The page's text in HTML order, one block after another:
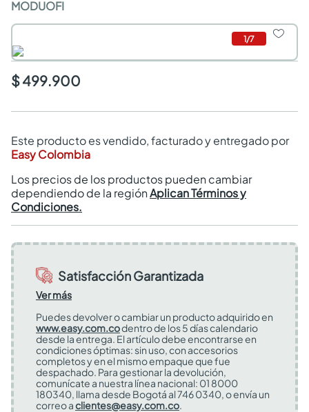
MODUOFI
1/7
$ 499.900
Este producto es vendido, facturado y entregado por
Easy Colombia
Los precios de los productos pueden cambiar
dependiendo de la regiónAplican Términos y
Condiciones.
Satisfacción Garantizada
Ver más
Puedes devolver o cambiar un producto adquirido en
www.easy.com.codentro de los 5 días calendario
desde la entrega. El artículo debe encontrarse en
condiciones óptimas: sin uso, con accesorios
completos y en el mismo empaque que fue
despachado. Para gestionar la devolución,
comunícate a nuestra línea nacional: 01 8000
180340, llama desde Bogotá al 746 0340, o envía un
correo aclientes@easy.com.co.
armarios closet
comedores